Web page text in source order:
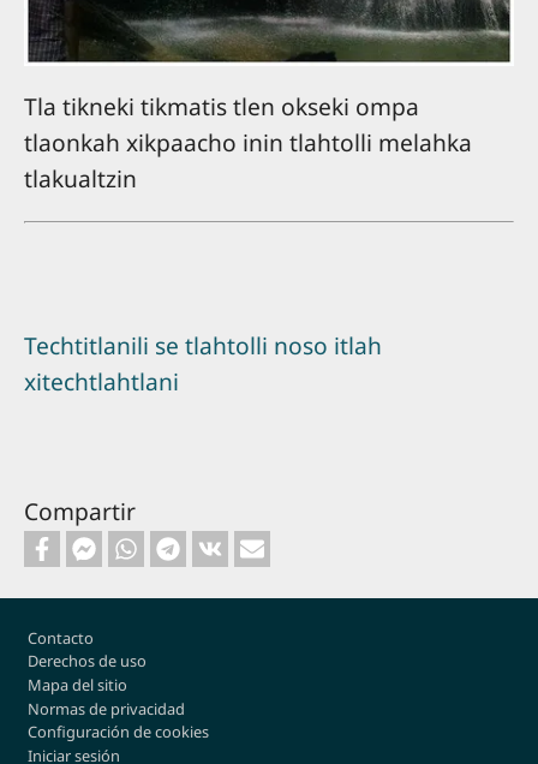
Tla tikneki tikmatis tlen okseki ompa
tlaonkah xikpaacho inin tlahtolli melahka
tlakualtzin
Techtitlanili se tlahtolli noso itlah
xitechtlahtlani
Compartir
Footer
Contacto
Derechos de uso
Mapa del sitio
Normas de privacidad
Configuración de cookies
Iniciar sesión